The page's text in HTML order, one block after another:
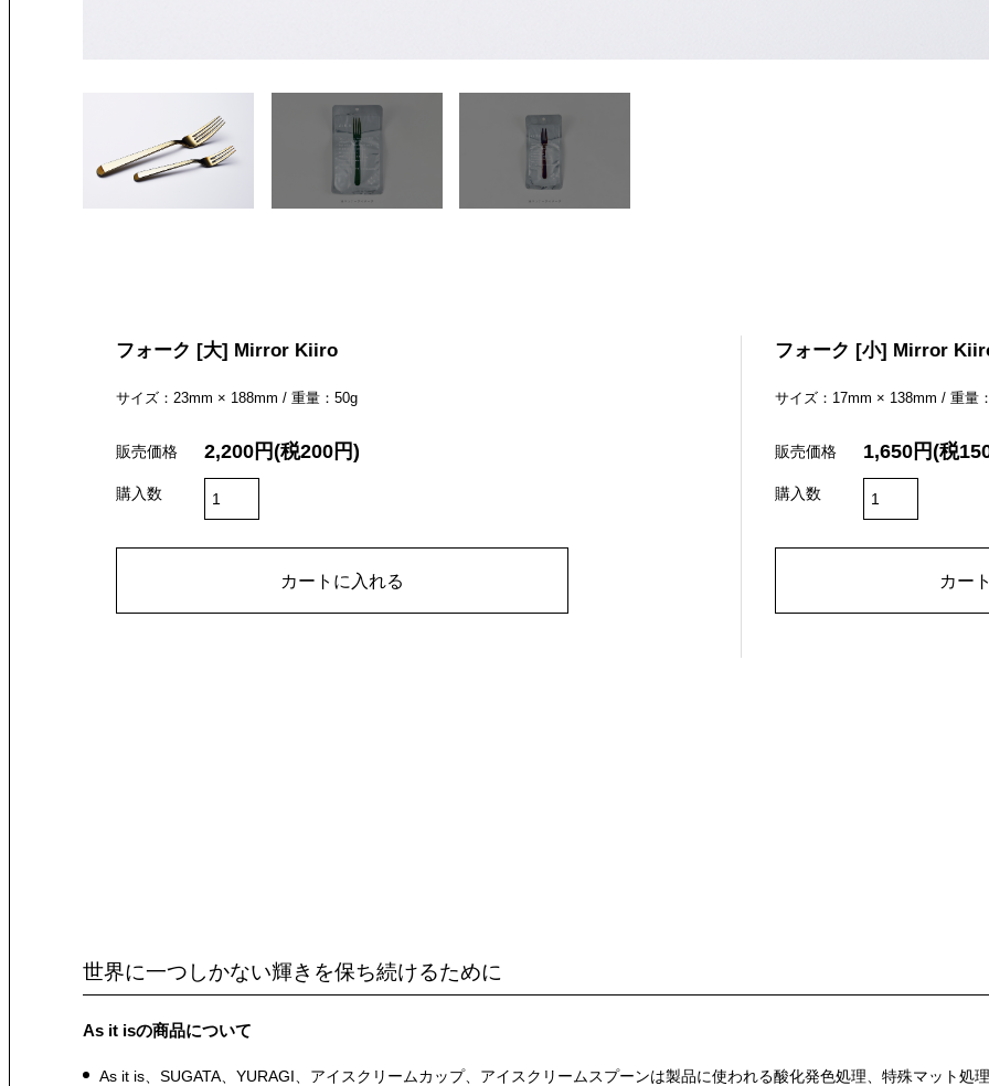
フォーク [大] Mirror Kiiro
サイズ：23mm × 188mm / 重量：50g
販売価格 2,200円(税200円)
購入数
フォーク [小] Mirror
サイズ：17mm × 138mm / 重量
販売価格 1,650円(税
購入数
世界に一つしかない輝きを保ち続けるために
As it isの商品について
As it is、SUGATA、YURAGI、アイスクリームカップ、アイスクリームスプーンは製品に使われる酸化発色処理、特殊マット処